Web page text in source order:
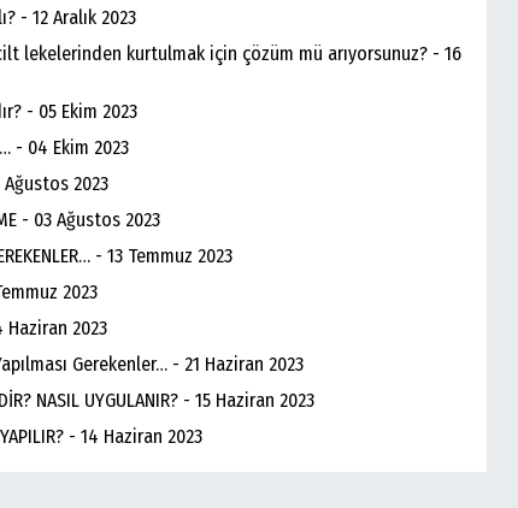
- 12 Aralık 2023
lekelerinden kurtulmak için çözüm mü arıyorsunuz? - 16
- 05 Ekim 2023
- 04 Ekim 2023
2023
- 03 Ağustos 2023
- 13 Temmuz 2023
2023
Haziran 2023
Gerekenler… - 21 Haziran 2023
NASIL UYGULANIR? - 15 Haziran 2023
YAPILIR? - 14 Haziran 2023